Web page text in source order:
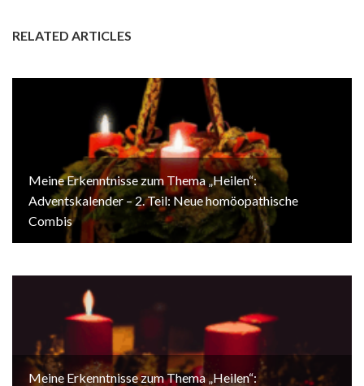
RELATED ARTICLES
Meine Erkenntnisse zum Thema „Heilen“:
Adventskalender – 2. Teil: Neue homöopathische
Combis
Meine Erkenntnisse zum Thema „Heilen“: